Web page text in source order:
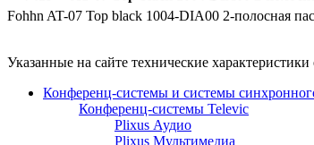
Fohhn AT-07 Top black 1004-DIA00 2-полосная
Указанные на сайте технические
Конференц-системы и системы
Конференц-системы Televic
Plixus Аудио
Plixus Мультимедиа